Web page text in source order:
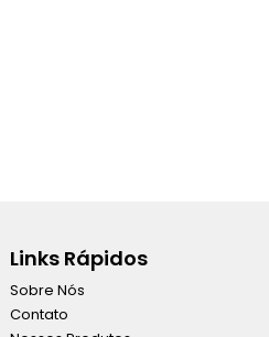
Links Rápidos
Sobre Nós
Contato